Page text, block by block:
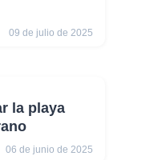
09 de julio de 2025
la playa
06 de junio de 2025